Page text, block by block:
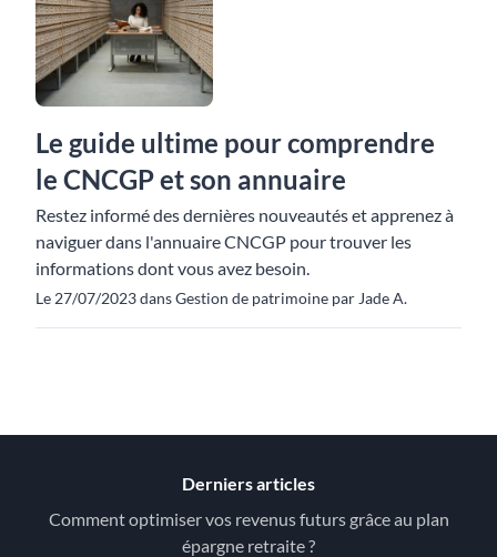
Le guide ultime pour comprendre
le CNCGP et son annuaire
Restez informé des dernières nouveautés et apprenez à
naviguer dans l'annuaire CNCGP pour trouver les
informations dont vous avez besoin.
Le 27/07/2023 dans Gestion de patrimoine par Jade A.
Derniers articles
Comment optimiser vos revenus futurs grâce au plan
épargne retraite ?